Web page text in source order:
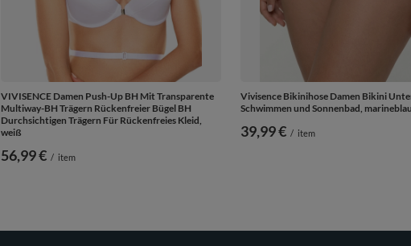
VIVISENCE Damen Push-Up BH Mit Transparente
Multiway-BH Trägern Rückenfreier Bügel BH
Durchsichtigen Trägern Für Rückenfreies Kleid,
weiß
56,99 € / item
Vivisence Bikinihose Damen Bikini
Schwimmen und Sonnenbad, marineblau
39,99 € / item